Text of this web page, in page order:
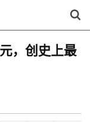
，创史上最